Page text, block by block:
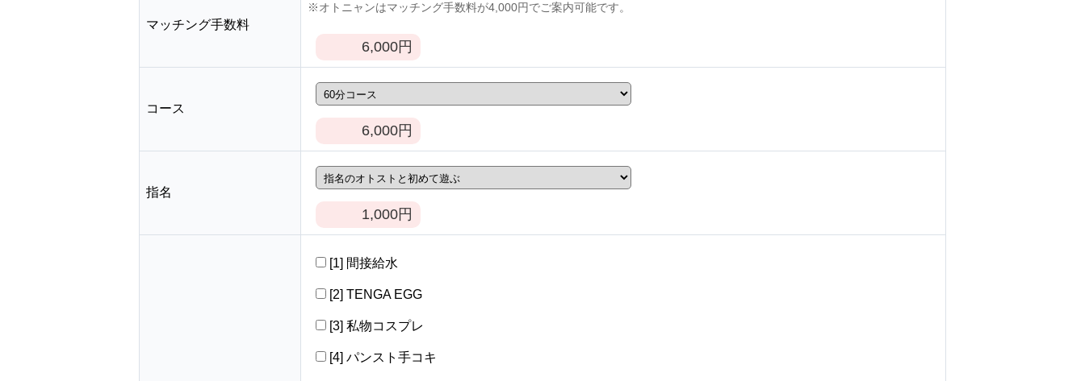
マッチング手数料
※オトニャンはマッチング手数料が4,000円でご案内可能です。
6,000円
コース
6,000円
指名
1,000円
[1] 間接給水
[2] TENGA EGG
[3] 私物コスプレ
[4] パンスト手コキ